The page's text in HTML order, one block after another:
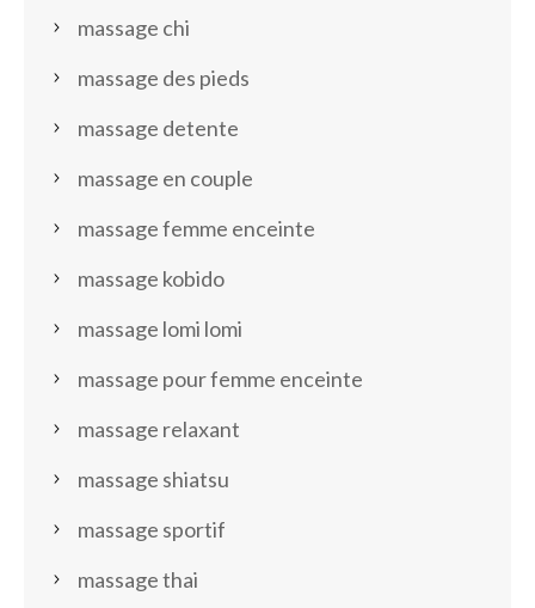
massage chi
massage des pieds
massage detente
massage en couple
massage femme enceinte
massage kobido
massage lomi lomi
massage pour femme enceinte
massage relaxant
massage shiatsu
massage sportif
massage thai